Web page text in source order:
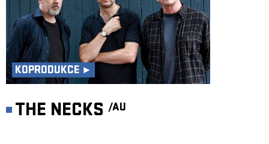
KOPRODUKCE ►
THE NECKS /AU